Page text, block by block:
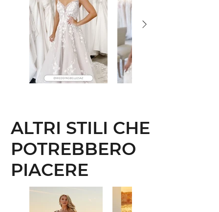
ALTRI STILI CHE
POTREBBERO
PIACERE